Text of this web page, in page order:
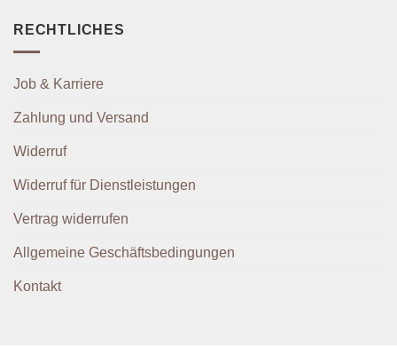
RECHTLICHES
Job & Karriere
Zahlung und Versand
Widerruf
Widerruf für Dienstleistungen
Vertrag widerrufen
Allgemeine Geschäftsbedingungen
Kontakt